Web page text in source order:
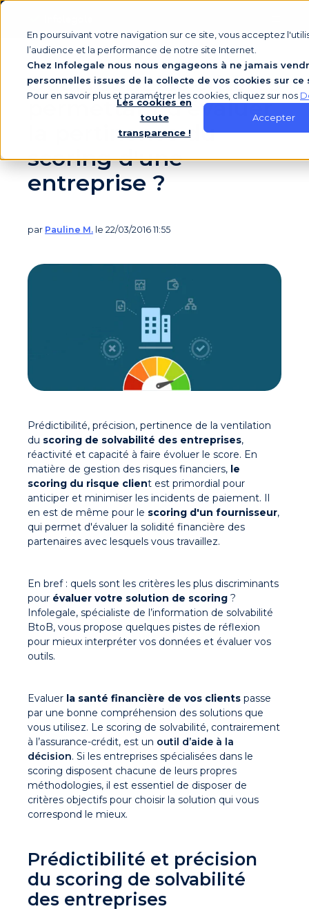
En poursuivant votre navigation sur ce site, vous acceptez
l’audience et la performance de notre site Internet.
Chez Infolegale nous nous engageons à ne jamais
personnelles issues de la collecte de vos cookies sur ce
Pour en savoir plus et paramétrer les cookies, cliquez sur nos
Les cookies en
toute
transparence !
Accepter
Quels sont les critères
permettant d'évaluer
la pertinence du
scoring d'une
entreprise ?
par Pauline M. le 22/03/2016 11:55
Prédictibilité, précision, pertinence de la ventilation
du scoring de solvabilité des entreprises,
réactivité et capacité à faire évoluer le score. En
matière de gestion des risques financiers, le
scoring du risque client est primordial pour
anticiper et minimiser les incidents de paiement. Il
en est de même pour le scoring d'un fournisseur,
qui permet d'évaluer la solidité financière des
partenaires avec lesquels vous travaillez.
En bref : quels sont les critères les plus discriminants
pour évaluer votre solution de scoring ?
Infolegale, spécialiste de l’information de solvabilité
BtoB, vous propose quelques pistes de réflexion
pour mieux interpréter vos données et évaluer vos
outils.
Evaluer la santé financière de vos clients passe
par une bonne compréhension des solutions que
vous utilisez. Le scoring de solvabilité, contrairement
à l’assurance-crédit, est un outil d’aide à la
décision. Si les entreprises spécialisées dans le
scoring disposent chacune de leurs propres
méthodologies, il est essentiel de disposer de
critères objectifs pour choisir la solution qui vous
correspond le mieux.
Prédictibilité et précision
du scoring de solvabilité
des entreprises